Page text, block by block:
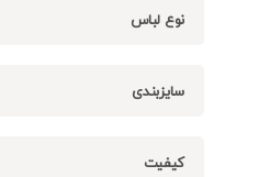
نوع لباس
سایزبندی
کیفیت